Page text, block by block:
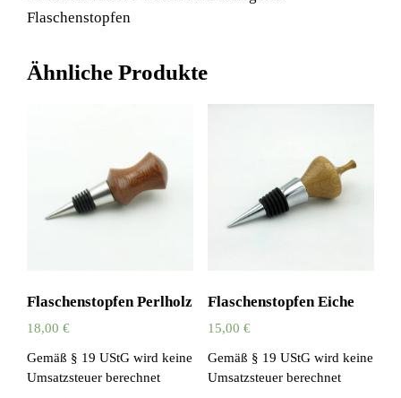
Flaschenstopfen
Ähnliche Produkte
Flaschenstopfen Perlholz
18,00 €
Gemäß § 19 UStG wird keine
Umsatzsteuer berechnet
Flaschenstopfen Eiche
15,00 €
Gemäß § 19 UStG wird keine
Umsatzsteuer berechnet